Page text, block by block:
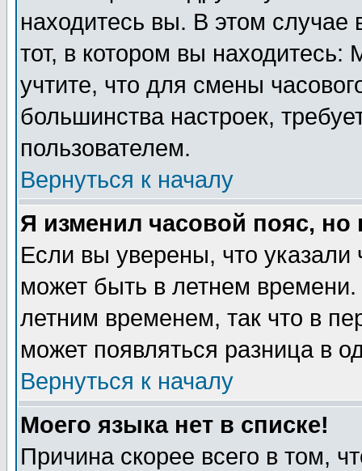
находитесь вы. В этом
тот, в котором вы
учтите, что для смены
большинства настроек,
пользователем.
Вернуться к началу
Я изменил часовой пояс,
Если вы уверены, что указали
может быть в летнем
летним временем, так что в
может появляться разница в
Вернуться к началу
Моего языка нет в списке!
Причина скорее всего в том,